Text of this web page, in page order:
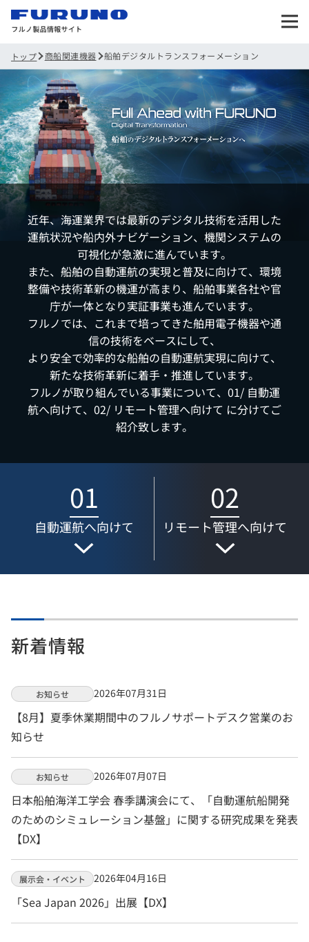
トップ 商船関連機器 船舶デジタルトランスフォーメーション
近年、海運業界では最新のデジタル技術を活用した
運航状況や船内外ナビゲーション、機関システムの
可視化が急激に進んでいます。
また、船舶の自動運航の実現と普及に向けて、環境
整備や技術革新の機運が高まり、船舶事業各社や官
庁が一体となり実証事業も進んでいます。
フルノでは、これまで培ってきた舶用電子機器や通
信の技術をベースにして、
より安全で効率的な船舶の自動運航実現に向けて、
新たな技術革新に着手・推進しています。
フルノが取り組んでいる事業について、01/ 自動運
航へ向けて、02/ リモート管理へ向けて に分けてご
紹介致します。
01
自動運航へ向けて
02
リモート管理へ向けて
新着情報
お知らせ 2026年07月31日
【8月】夏季休業期間中のフルノサポートデスク営業のお
知らせ
お知らせ 2026年07月07日
日本船舶海洋工学会 春季講演会にて、「自動運航船開発
のためのシミュレーション基盤」に関する研究成果を発表
【DX】
展示会・イベント 2026年04月16日
「Sea Japan 2026」出展【DX】